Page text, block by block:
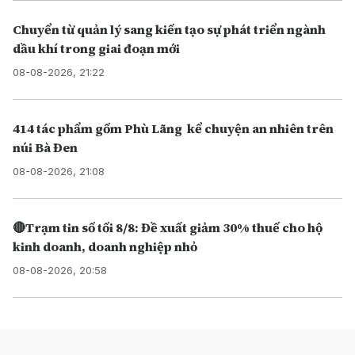
Chuyển từ quản lý sang kiến tạo sự phát triển ngành
dầu khí trong giai đoạn mới
08-08-2026, 21:22
414 tác phẩm gốm Phù Lãng kể chuyện an nhiên trên
núi Bà Đen
08-08-2026, 21:08
🔴Trạm tin số tối 8/8: Đề xuất giảm 30% thuế cho hộ
kinh doanh, doanh nghiệp nhỏ
08-08-2026, 20:58